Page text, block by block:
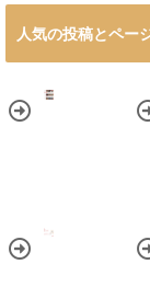
人気の投稿とペー